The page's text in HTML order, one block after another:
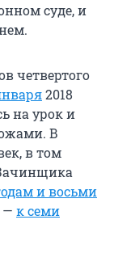
суде, и
четвертого
2018
на урок и
В
в том
и восьми
— к семи